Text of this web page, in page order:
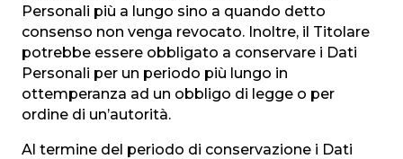
Personali più a lungo sino a quando detto
consenso non venga revocato. Inoltre, il Titolare
potrebbe essere obbligato a conservare i Dati
Personali per un periodo più lungo in
ottemperanza ad un obbligo di legge o per
ordine di un’autorità.
Al termine del periodo di conservazione i Dati